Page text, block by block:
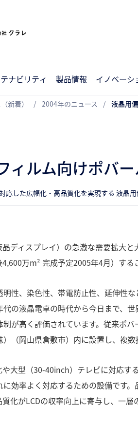
ナビリティ 製品情報 イノベーシ
新着） 2004年のニュース 液晶用
ィルム向けポバ
応した広幅化・高品質化を実現する 液晶
ディスプレイ）の急激な需要拡大
万m² 完成予定2005年4月）する
性、染色性、帯電防止性、延伸性
代の液晶電卓の時代から今日まで、
制が高く評価されています。従来ポ
（岡山県倉敷市）内に設置し、複
大型（30-40inch）テレビに対応
効率よく対応するための設備です
化がLCDの収率向上に寄与し、一層